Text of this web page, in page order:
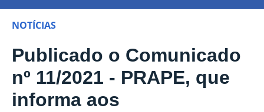
NOTÍCIAS
Publicado o Comunicado
nº 11/2021 - PRAPE, que
informa aos